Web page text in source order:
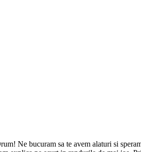
Ne bucuram sa te avem alaturi si